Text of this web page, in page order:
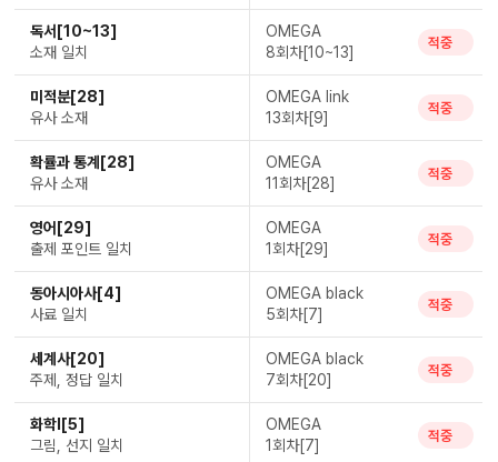
독서[10~13]
소재 일치
OMEGA
8회차[10~13]
적중
미적분[28]
유사 소재
OMEGA link
13회차[9]
적중
확률과 통계[28]
유사 소재
OMEGA
11회차[28]
적중
영어[29]
출제 포인트 일치
OMEGA
1회차[29]
적중
동아시아사[4]
사료 일치
OMEGA black
5회차[7]
적중
세계사[20]
주제, 정답 일치
OMEGA black
7회차[20]
적중
화학Ⅰ[5]
그림, 선지 일치
OMEGA
1회차[7]
적중